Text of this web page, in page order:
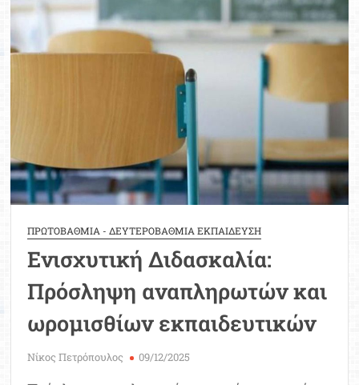
ΠΡΩΤΟΒΑΘΜΙΑ - ΔΕΥΤΕΡΟΒΑΘΜΙΑ ΕΚΠΑΙΔΕΥΣΗ
Ενισχυτική Διδασκαλία:
Πρόσληψη αναπληρωτών και
ωρομισθίων εκπαιδευτικών
Νίκος Πετρόπουλος 09/12/2025